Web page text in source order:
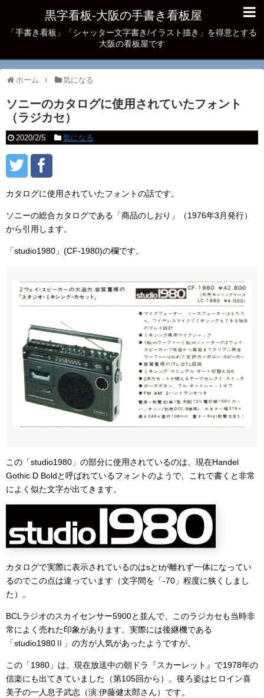
黒字看板‐大阪の手書き看板屋
「手書き看板」「シャッター文字書き/イラスト描き」を得意とする
大阪の看板屋です
ホーム 気になる
ソニーのカタログに使用されていたフォント
（ラジカセ）
2020/2/5 気になる
カタログに使用されていたフォントの話です。
ソニーの総合カタログである「商品のしおり」（1976年3月発行）
から引用します。
「studio1980」(CF-1980)の欄です。
この「studio1980」の部分に使用されているのは、現在Handel
Gothic D Boldと呼ばれているフォントのようで、これで書くと非常
によく似た文字が出てきます。
カタログで実際に表示されているのはsとtが離れず一体になってい
るのでこの点は違っています（文字間を「-70」程度に狭くしまし
た）。
BCLラジオのスカイセンサー5900と並んで、このラジカセも当時非
常によく売れた印象があります。実際には後継機である
「studio1980Ⅱ」の方が人気があったようですが。
この「1980」は、現在放送中の朝ドラ『スカーレット』で1978年の
信楽にも出てきていました（第105回から）。後ろ姿はヒロイン喜
美子の一人息子武志（演:伊藤健太郎さん）です。